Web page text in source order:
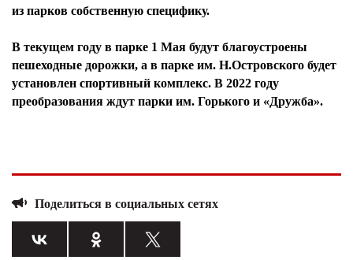
из парков собственную специфику.
В текущем году в парке 1 Мая будут благоустроены
пешеходные дорожки, а в парке им. Н.Островского будет
установлен спортивный комплекс. В 2022 году
преобразования ждут парки им. Горького и «Дружба».
Поделиться в социальных сетях